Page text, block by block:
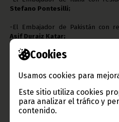
Cookies
Usamos cookies para
Este sitio utiliza cookies
para analizar el tráfico y
contenido.
Stefano Pontesilli;
-El Embajador de Pakistán con
Asif Duraiz Katar;
-El Embajador de Portugal con
-El Embajador de Tailandia con
Manop Mekprayoonthong;
-El Nuncio Apostólico con